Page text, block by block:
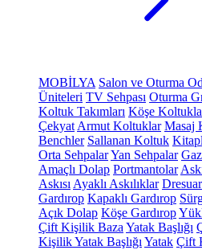
MOBİLYA Salon ve Oturma
Üniteleri TV Sehpası Oturma
Koltuk Takımları Köşe
Çekyat Armut Koltuklar Masaj
Benchler Sallanan Koltuk
Orta SehpalarYan Sehpalar
Amaçlı Dolap Portmantolar
Askısı Ayaklı Askılıklar Dresuar
Gardırop Kapaklı Gardırop
Açık Dolap Köşe Gardırop
Çift Kişilik Baza Yatak Başlığı
Kişilik Yatak Başlığı Yatak Çift